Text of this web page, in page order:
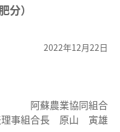
分）
2022年12月22日
阿蘇農業協同組合
理事組合長 原山 寅雄